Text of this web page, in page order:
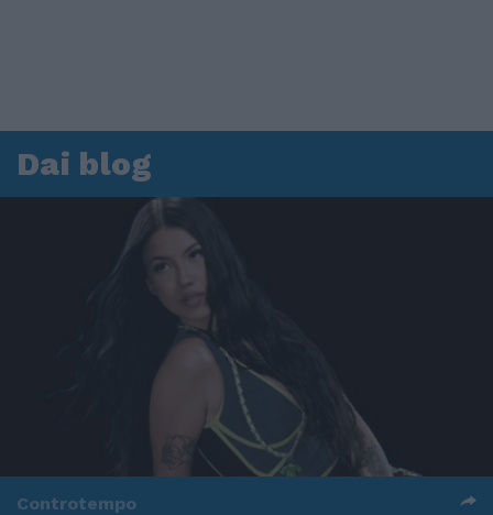
Dai blog
Controtempo